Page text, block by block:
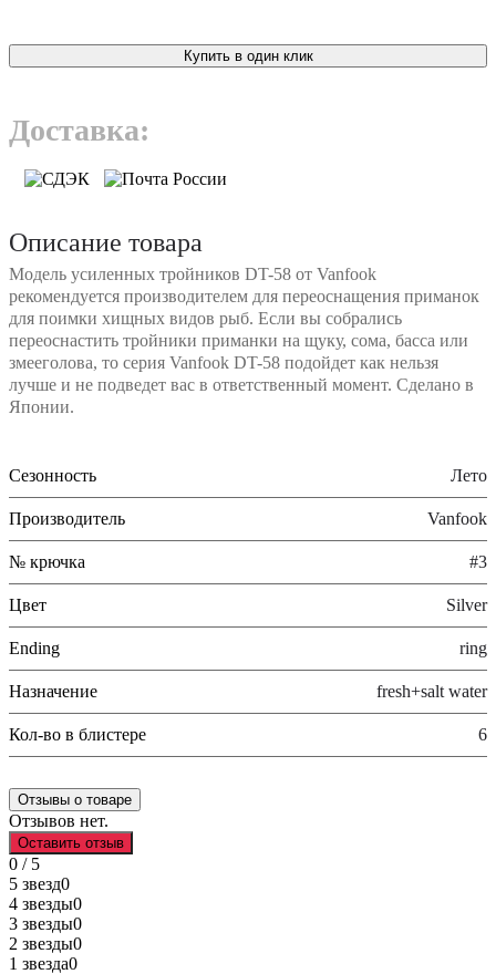
Купить в один клик
Доставка:
Описание товара
Модель усиленных тройников DT-58 от Vanfook
рекомендуется производителем для переоснащения приманок
для поимки хищных видов рыб. Если вы собрались
переоснастить тройники приманки на щуку, сома, басса или
змееголова, то серия Vanfook DT-58 подойдет как нельзя
лучше и не подведет вас в ответственный момент. Сделано в
Японии.
Сезонность Лето
Производитель Vanfook
№ крючка #3
Цвет Silver
Ending ring
Назначение fresh+salt water
Кол-во в блистере 6
Отзывы о товаре
Отзывов нет.
Оставить отзыв
0 / 5
5 звезд0
4 звезды0
3 звезды0
2 звезды0
1 звезда0